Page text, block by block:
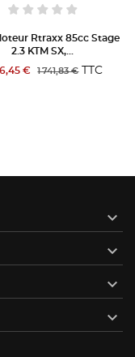
Rtraxx 85cc Stage
2.3 KTM SX,...
€
1 741,83 €TTC



